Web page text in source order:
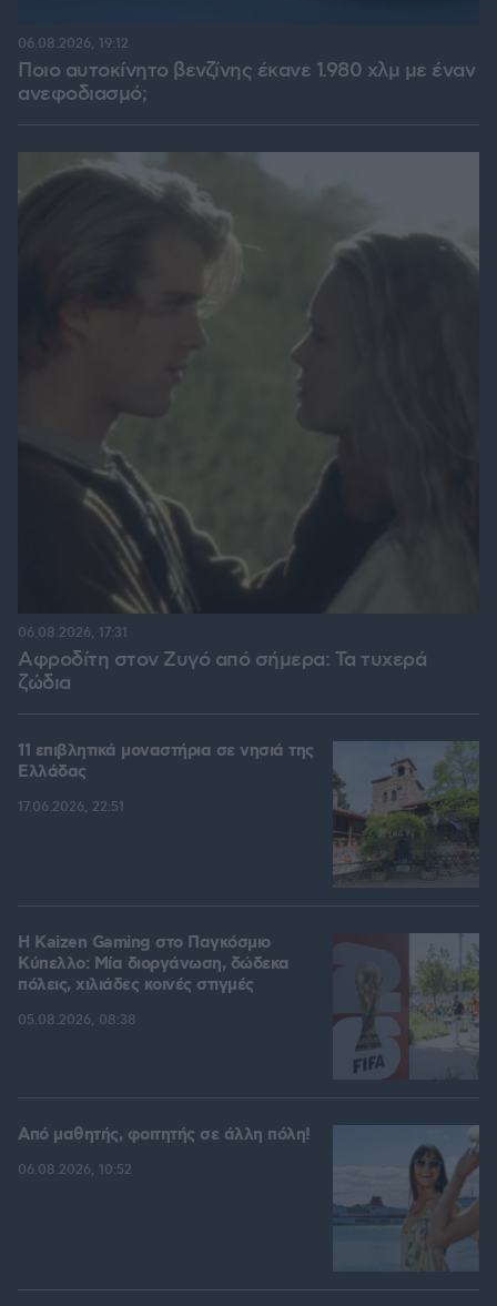
Ποιο αυτοκίνητο βενζίνης έκανε 1.980 χλμ με έναν
ανεφοδιασμό;
06.08.2026, 19:12
Αφροδίτη στον Ζυγό από σήμερα: Τα τυχερά
ζώδια
06.08.2026, 17:31
11 επιβλητικά μοναστήρια σε νησιά της
Ελλάδας
17.06.2026, 22:51
H Kaizen Gaming στο Παγκόσμιο
Kύπελλο: Μία διοργάνωση, δώδεκα
πόλεις, χιλιάδες κοινές στιγμές
05.08.2026, 08:38
Από μαθητής, φοιτητής σε άλλη πόλη!
06.08.2026, 10:52